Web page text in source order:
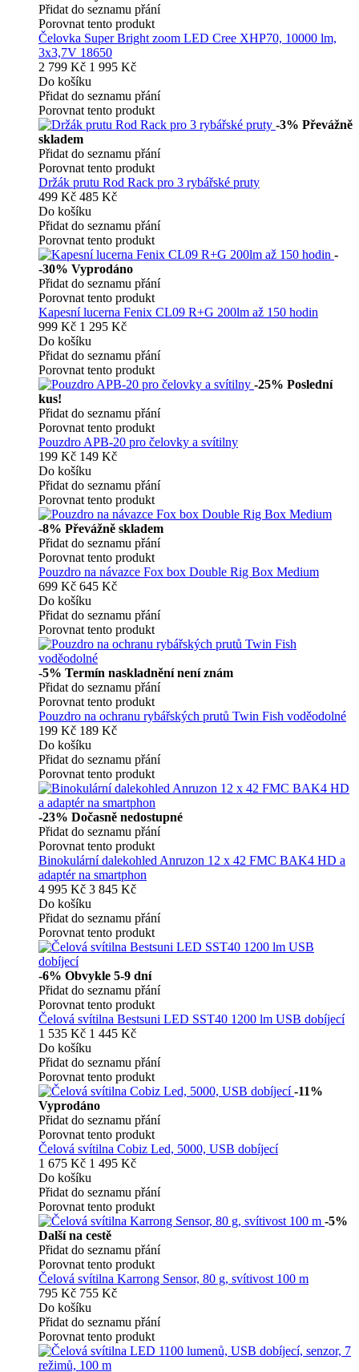
Přidat do seznamu přání
Porovnat tento produkt
Čelovka Super Bright zoom LED Cree XHP70, 10000 lm,
3x3,7V 18650
2 799 Kč 1 995 Kč
Do košíku
Přidat do seznamu přání
Porovnat tento produkt
-3% Převážně
skladem
Přidat do seznamu přání
Porovnat tento produkt
Držák prutu Rod Rack pro 3 rybářské pruty
499 Kč 485 Kč
Do košíku
Přidat do seznamu přání
Porovnat tento produkt
-
-30% Vyprodáno
Přidat do seznamu přání
Porovnat tento produkt
Kapesní lucerna Fenix CL09 R+G 200lm až 150 hodin
999 Kč 1 295 Kč
Do košíku
Přidat do seznamu přání
Porovnat tento produkt
-25% Poslední
kus!
Přidat do seznamu přání
Porovnat tento produkt
Pouzdro APB-20 pro čelovky a svítilny
199 Kč 149 Kč
Do košíku
Přidat do seznamu přání
Porovnat tento produkt
-8% Převážně skladem
Přidat do seznamu přání
Porovnat tento produkt
Pouzdro na návazce Fox box Double Rig Box Medium
699 Kč 645 Kč
Do košíku
Přidat do seznamu přání
Porovnat tento produkt
-5% Termín naskladnění není znám
Přidat do seznamu přání
Porovnat tento produkt
Pouzdro na ochranu rybářských prutů Twin Fish voděodolné
199 Kč 189 Kč
Do košíku
Přidat do seznamu přání
Porovnat tento produkt
-23% Dočasně nedostupné
Přidat do seznamu přání
Porovnat tento produkt
Binokulární dalekohled Anruzon 12 x 42 FMC BAK4 HD a
adaptér na smartphon
4 995 Kč 3 845 Kč
Do košíku
Přidat do seznamu přání
Porovnat tento produkt
-6% Obvykle 5-9 dní
Přidat do seznamu přání
Porovnat tento produkt
Čelová svítilna Bestsuni LED SST40 1200 lm USB dobíjecí
1 535 Kč 1 445 Kč
Do košíku
Přidat do seznamu přání
Porovnat tento produkt
-11%
Vyprodáno
Přidat do seznamu přání
Porovnat tento produkt
Čelová svítilna Cobiz Led, 5000, USB dobíjecí
1 675 Kč 1 495 Kč
Do košíku
Přidat do seznamu přání
Porovnat tento produkt
-5%
Další na cestě
Přidat do seznamu přání
Porovnat tento produkt
Čelová svítilna Karrong Sensor, 80 g, svítivost 100 m
795 Kč 755 Kč
Do košíku
Přidat do seznamu přání
Porovnat tento produkt